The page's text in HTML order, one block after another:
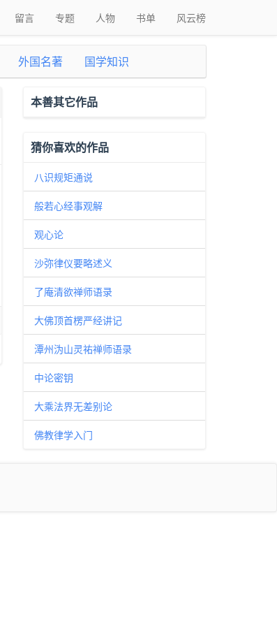
留言 专题 人物 书单 风云榜
外国名著 国学知识
本善其它作品
猜你喜欢的作品
八识规矩通说
般若心经事观解
观心论
沙弥律仪要略述义
了庵清欲禅师语录
大佛顶首楞严经讲记
潭州沩山灵祐禅师语录
中论密钥
大乘法界无差别论
佛教律学入门